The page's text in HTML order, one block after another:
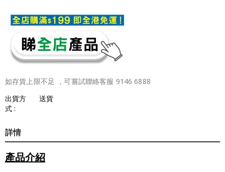
如存貨上限不足 ，可嘗試聯絡客服 9146 6888
出貨方
式 :
送貨
詳情
產品介紹